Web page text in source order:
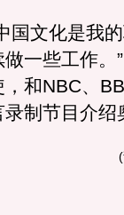
文化是我的
一些工作。
和NBC、
制节目介绍